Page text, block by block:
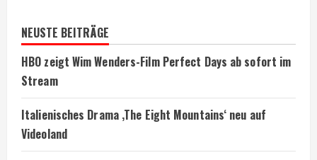
NEUSTE BEITRÄGE
HBO zeigt Wim Wenders-Film Perfect Days ab sofort im
Stream
Italienisches Drama ‚The Eight Mountains‘ neu auf
Videoland